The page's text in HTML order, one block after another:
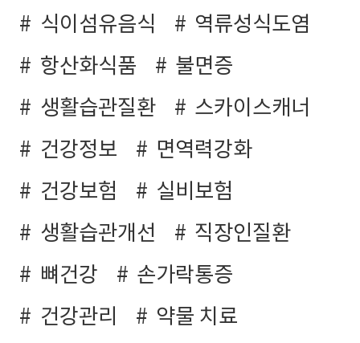
식이섬유음식
역류성식도염
항산화식품
불면증
생활습관질환
스카이스캐너
건강정보
면역력강화
건강보험
실비보험
생활습관개선
직장인질환
뼈건강
손가락통증
건강관리
약물 치료